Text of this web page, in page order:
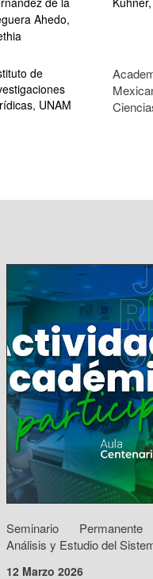
Ahedo,
de
UNAM
Seminario
Análisis y Estudio del
12 Marzo 2026